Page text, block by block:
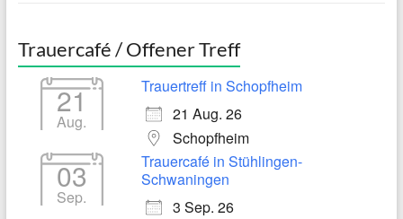
Trauercafé / Offener Treff
21
Aug.
Trauertreff in Schopfheim
21 Aug. 26
Schopfheim
03
Sep.
Trauercafé in Stühlingen-
Schwaningen
3 Sep. 26